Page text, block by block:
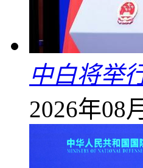
中白将举
2026年08